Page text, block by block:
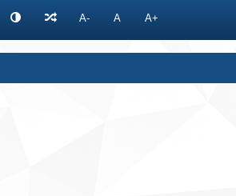
A- A A+